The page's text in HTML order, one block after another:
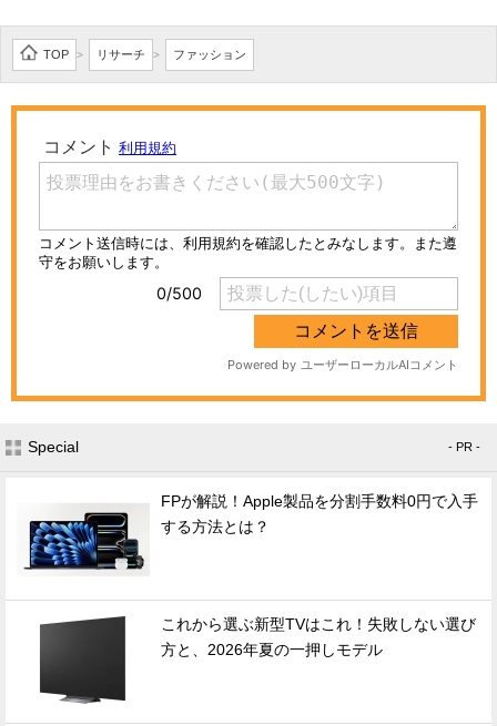
TOP > リサーチ > ファッション
Special - PR -
FPが解説！Apple製品を分割手数料0円で入手
する方法とは？
これから選ぶ新型TVはこれ！失敗しない選び
方と、2026年夏の一押しモデル